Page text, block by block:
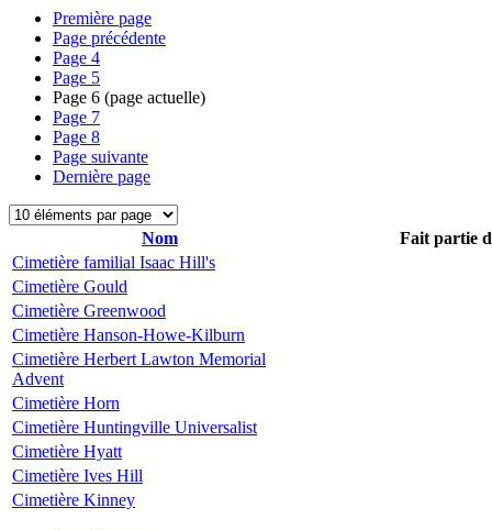
Première page
Page précédente
Page 4
Page 5
Page 6 (page actuelle)
Page 7
Page 8
Page suivante
Dernière page
Nom
Fait partie
Cimetière familial Isaac Hill's
Cimetière Gould
Cimetière Greenwood
Cimetière Hanson-Howe-Kilburn
Cimetière Herbert Lawton Memorial
Advent
Cimetière Horn
Cimetière Huntingville Universalist
Cimetière Hyatt
Cimetière Ives Hill
Cimetière Kinney